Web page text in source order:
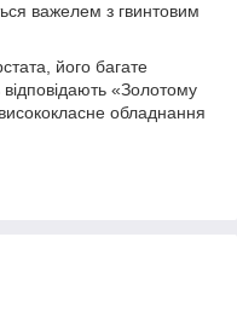
важелем з гвинтовим
його багате
«Золотому
обладнання